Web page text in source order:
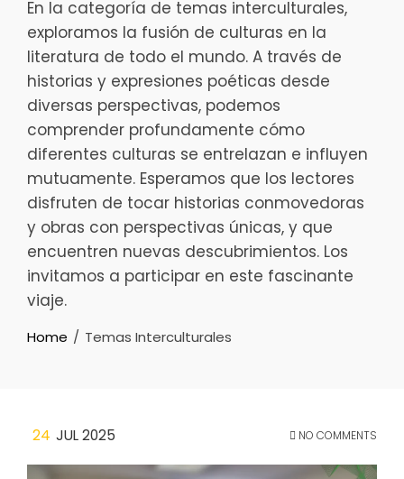
En la categoría de temas interculturales,
exploramos la fusión de culturas en la
literatura de todo el mundo. A través de
historias y expresiones poéticas desde
diversas perspectivas, podemos
comprender profundamente cómo
diferentes culturas se entrelazan e influyen
mutuamente. Esperamos que los lectores
disfruten de tocar historias conmovedoras
y obras con perspectivas únicas, y que
encuentren nuevas descubrimientos. Los
invitamos a participar en este fascinante
viaje.
Home Temas Interculturales
24 JUL 2025 NO COMMENTS